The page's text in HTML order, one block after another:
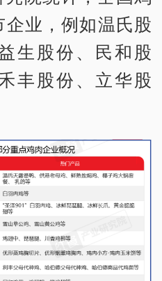
业，例如温氏股
生股份、民和股
丰股份、立华股